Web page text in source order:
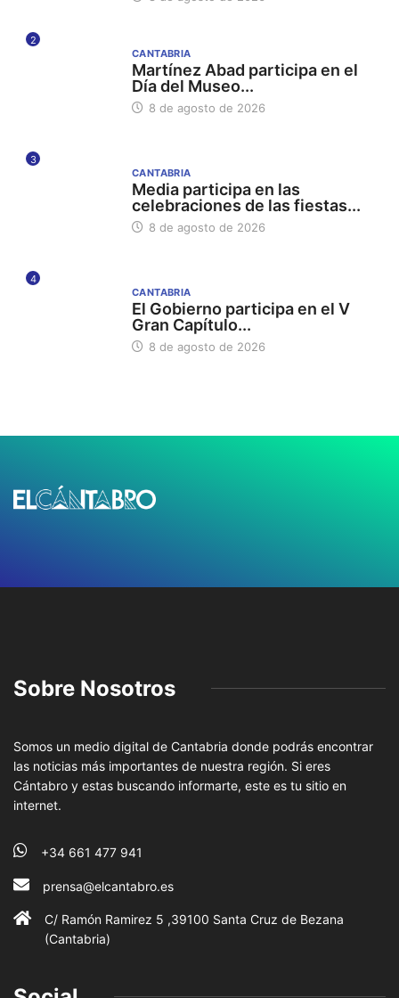
2
CANTABRIA
Martínez Abad participa en el
Día del Museo...
8 de agosto de 2026
3
CANTABRIA
Media participa en las
celebraciones de las fiestas...
8 de agosto de 2026
4
CANTABRIA
El Gobierno participa en el V
Gran Capítulo...
8 de agosto de 2026
Sobre Nosotros
Somos un medio digital de Cantabria donde podrás encontrar
las noticias más importantes de nuestra región. Si eres
Cántabro y estas buscando informarte, este es tu sitio en
internet.
+34 661 477 941
prensa@elcantabro.es
C/ Ramón Ramirez 5 ,39100 Santa Cruz de Bezana
(Cantabria)